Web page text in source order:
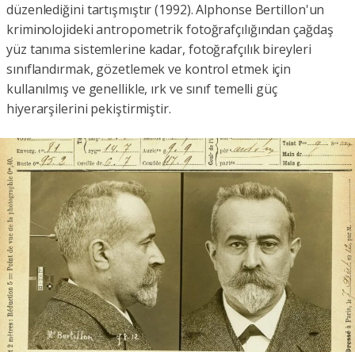
düzenlediğini tartışmıştır (1992). Alphonse Bertillon'un
kriminolojideki antropometrik fotoğrafçılığından çağdaş
yüz tanıma sistemlerine kadar, fotoğrafçılık bireyleri
sınıflandırmak, gözetlemek ve kontrol etmek için
kullanılmış ve genellikle, ırk ve sınıf temelli güç
hiyerarşilerini pekiştirmiştir.